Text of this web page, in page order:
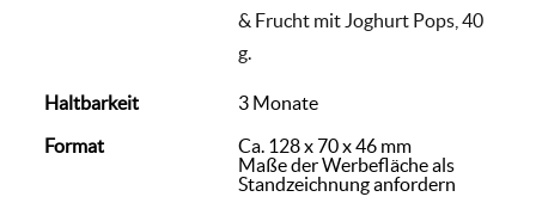
& Frucht mit Joghurt Pops, 40
g.
Haltbarkeit
3 Monate
Format
Ca. 128 x 70 x 46 mm
Maße der Werbefläche als
Standzeichnung anfordern